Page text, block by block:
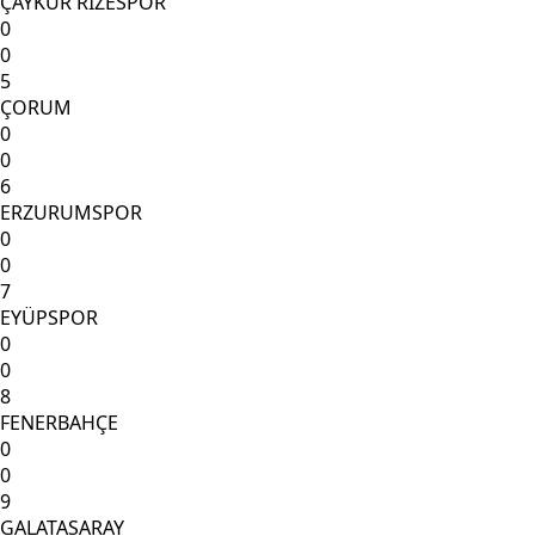
0
0
5
ÇORUM
0
0
6
ERZURUMSPOR
0
0
7
EYÜPSPOR
0
0
8
FENERBAHÇE
0
0
9
GALATASARAY